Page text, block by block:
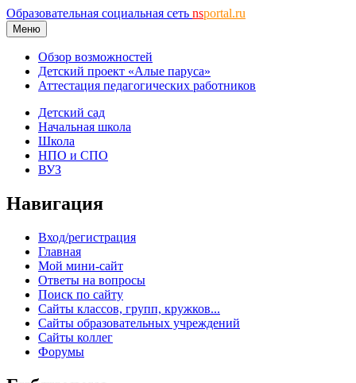
Образовательная социальная сеть nsportal.ru
Меню
Обзор возможностей
Детский проект «Алые паруса»
Аттестация педагогических работников
Детский сад
Начальная школа
Школа
НПО и СПО
ВУЗ
Навигация
Вход/регистрация
Главная
Мой мини-сайт
Ответы на вопросы
Поиск по сайту
Сайты классов, групп, кружков...
Сайты образовательных учреждений
Сайты коллег
Форумы